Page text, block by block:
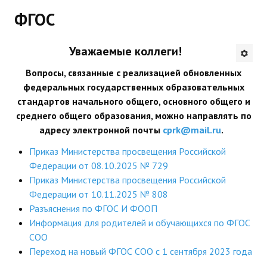
АНОНСЫ
ИНСТИТУТ
Противодействие коррупции
В ПОМОЩЬ УЧИТЕЛЮ
Организация УВП
ГИА
Карта ГИА РК
ФГОС
Уважаемые коллеги!
Вопросы, связанные с реализацией обновленных
федеральных государственных образовательных
стандартов начального общего, основного общего и
среднего общего образования, можно направлять по
адресу электронной почты cprk@mail.ru.
Приказ Министерства просвещения Российской
Федерации от 08.10.2025 № 729
Приказ Министерства просвещения Российской
Федерации от 10.11.2025 № 808
Разъяснения по ФГОС И ФООП
Информация для родителей и обучающихся по ФГОС
СОО
Переход на новый ФГОС СОО с 1 сентября 2023 года